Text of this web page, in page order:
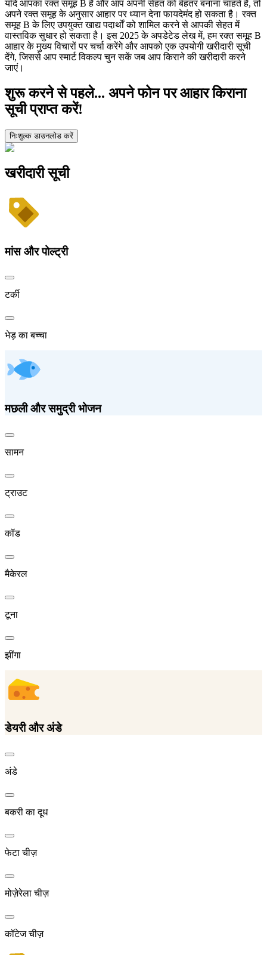
यदि आपका रक्त समूह B है और आप अपनी सेहत को बेहतर बनाना चाहते हैं, तो
अपने रक्त समूह के अनुसार आहार पर ध्यान देना फायदेमंद हो सकता है। रक्त
समूह B के लिए उपयुक्त खाद्य पदार्थों को शामिल करने से आपकी सेहत में
वास्तविक सुधार हो सकता है। इस 2025 के अपडेटेड लेख में, हम रक्त समूह B
आहार के मुख्य विचारों पर चर्चा करेंगे और आपको एक उपयोगी खरीदारी सूची
देंगे, जिससे आप स्मार्ट विकल्प चुन सकें जब आप किराने की खरीदारी करने
जाएं।
शुरू करने से पहले... अपने फोन पर आहार किराना
सूची प्राप्त करें!
निःशुल्क डाउनलोड करें
खरीदारी सूची
मांस और पोल्ट्री
टर्की
भेड़ का बच्चा
मछली और समुद्री भोजन
सामन
ट्राउट
कॉड
मैकेरल
टूना
झींगा
डेयरी और अंडे
अंडे
बकरी का दूध
फेटा चीज़
मोज़ेरेला चीज़
कॉटेज चीज़